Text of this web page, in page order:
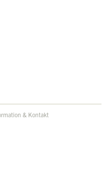
& Kontakt